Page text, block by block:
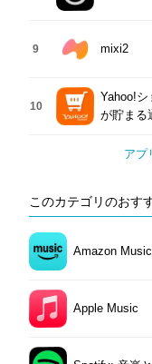
9 mixi2
10
Yahoo!シ
が貯まる
アプ
このカテゴリのおす
Amazon
Apple Music